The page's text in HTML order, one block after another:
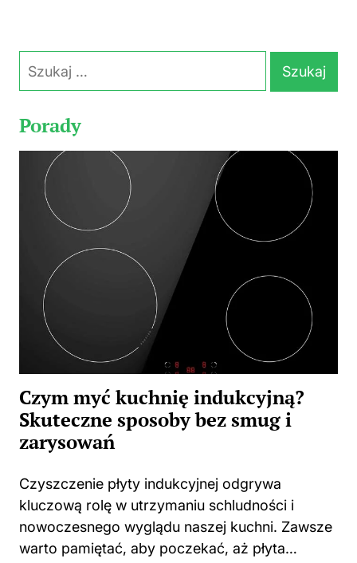
Porady
Czym myć kuchnię indukcyjną?
Skuteczne sposoby bez smug i
zarysowań
Czyszczenie płyty indukcyjnej odgrywa
kluczową rolę w utrzymaniu schludności i
nowoczesnego wyglądu naszej kuchni. Zawsze
warto pamiętać, aby poczekać, aż płyta